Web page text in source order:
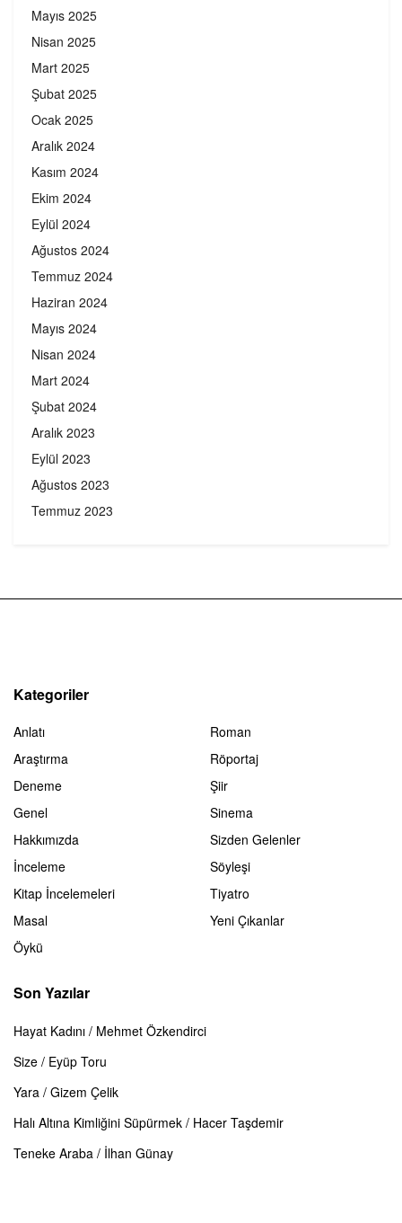
Mayıs 2025
Nisan 2025
Mart 2025
Şubat 2025
Ocak 2025
Aralık 2024
Kasım 2024
Ekim 2024
Eylül 2024
Ağustos 2024
Temmuz 2024
Haziran 2024
Mayıs 2024
Nisan 2024
Mart 2024
Şubat 2024
Aralık 2023
Eylül 2023
Ağustos 2023
Temmuz 2023
Kategoriler
Anlatı
Araştırma
Deneme
Genel
Hakkımızda
İnceleme
Kitap İncelemeleri
Masal
Öykü
Roman
Röportaj
Şiir
Sinema
Sizden Gelenler
Söyleşi
Tiyatro
Yeni Çıkanlar
Son Yazılar
Hayat Kadını / Mehmet Özkendirci
Size / Eyüp Toru
Yara / Gizem Çelik
Halı Altına Kimliğini Süpürmek / Hacer Taşdemir
Teneke Araba / İlhan Günay